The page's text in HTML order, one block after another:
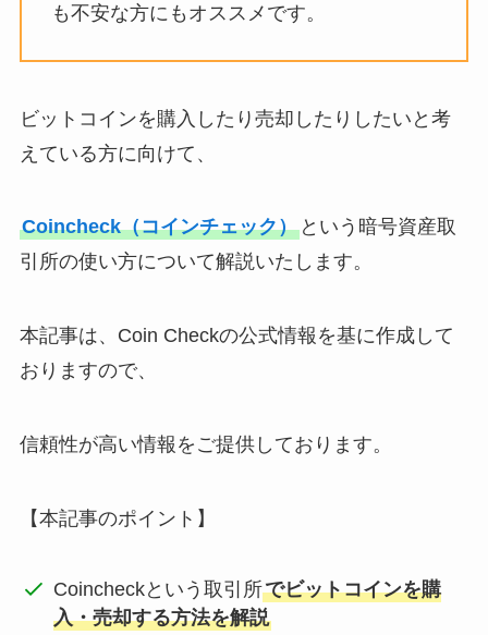
も不安な方にもオススメです。
ビットコインを購入したり売却したりしたいと考
えている方に向けて、
Coincheck（コインチェック）という暗号資産取
引所の使い方について解説いたします。
本記事は、Coin Checkの公式情報を基に作成して
おりますので、
信頼性が高い情報をご提供しております。
【本記事のポイント】
Coincheckという取引所でビットコインを購
入・売却する方法を解説